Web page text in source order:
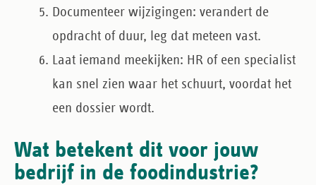
Documenteer wijzigingen: verandert de
opdracht of duur, leg dat meteen vast.
Laat iemand meekijken: HR of een specialist
kan snel zien waar het schuurt, voordat het
een dossier wordt.
Wat betekent dit voor jouw
bedrijf in de foodindustrie?